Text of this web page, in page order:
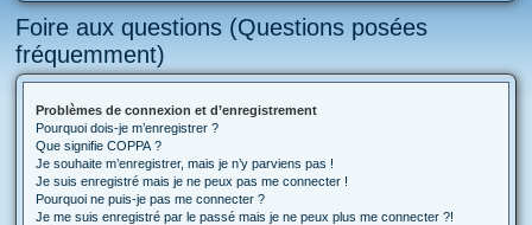
e
Foire aux questions (Questions posées
fréquemment)
Problèmes de connexion et d’enregistrement
Pourquoi dois-je m’enregistrer ?
Que signifie COPPA ?
Je souhaite m’enregistrer, mais je n’y parviens pas !
Je suis enregistré mais je ne peux pas me connecter !
Pourquoi ne puis-je pas me connecter ?
Je me suis enregistré par le passé mais je ne peux plus me connecter ?!